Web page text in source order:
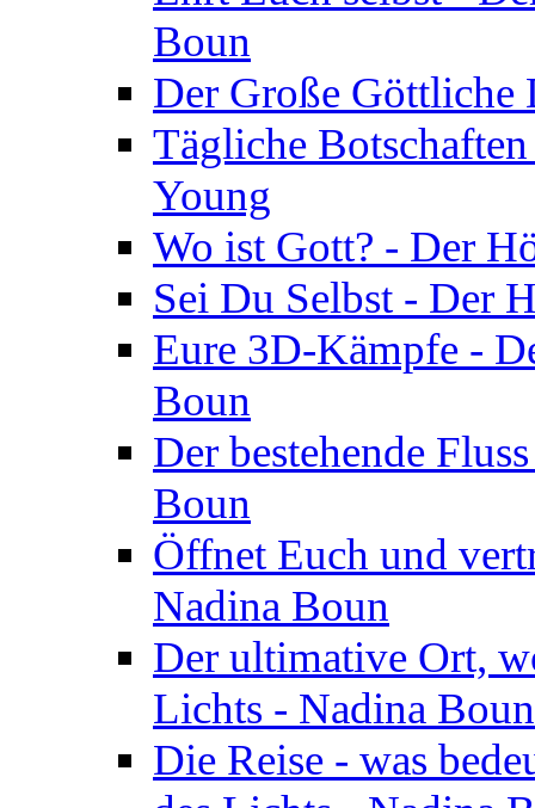
Boun
Der Große
Tägliche
Young
Wo ist Gott? - Der
Sei Du Selbst - Der
Eure 3D-Kämpfe -
Boun
Der bestehende
Boun
Öffnet Euch und
Nadina Boun
Der ultimative Ort,
Lichts - Nadina Boun
Die Reise - was